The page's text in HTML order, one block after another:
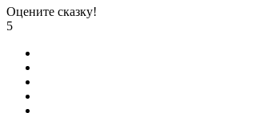
Оцените сказку!
5